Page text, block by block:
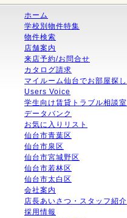
ホーム
学校別物件特集
物件検索
店舗案内
来店予約/お問合せ
カタログ請求
マイルーム仙台でお部屋探し
Users Voice
学生向け賃貸トラブル相談室
データバンク
お気に入りリスト
仙台市青葉区
仙台市泉区
仙台市宮城野区
仙台市若林区
仙台市太白区
会社案内
店長あいさつ・スタッフ紹介
採用情報